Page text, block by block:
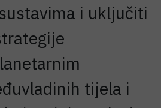
i uključiti
tijela i